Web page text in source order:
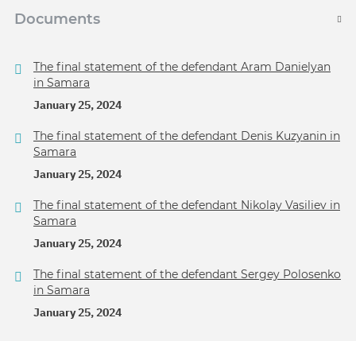
Documents
The final statement of the defendant Aram Danielyan
in Samara
January 25, 2024
The final statement of the defendant Denis Kuzyanin in
Samara
January 25, 2024
The final statement of the defendant Nikolay Vasiliev in
Samara
January 25, 2024
The final statement of the defendant Sergey Polosenko
in Samara
January 25, 2024